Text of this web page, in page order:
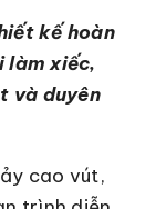
kế hoàn
làm xiếc,
và duyên
cao vút,